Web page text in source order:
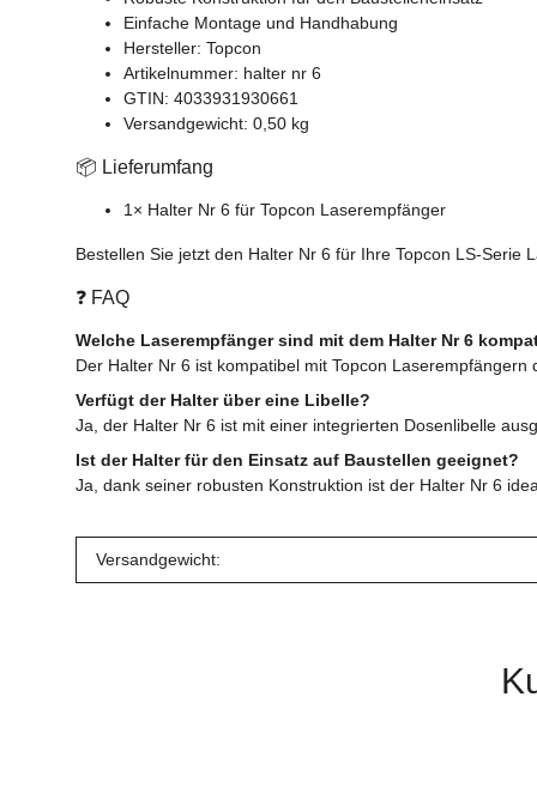
Einfache Montage und Handhabung
Hersteller: Topcon
Artikelnummer: halter nr 6
GTIN: 4033931930661
Versandgewicht: 0,50 kg
📦 Lieferumfang
1× Halter Nr 6 für Topcon Laserempfänger
Bestellen Sie jetzt den Halter Nr 6 für Ihre Topcon LS-
❓ FAQ
Welche Laserempfänger sind mit dem Halter Nr 6
Der Halter Nr 6 ist kompatibel mit Topcon
Verfügt der Halter über eine Libelle?
Ja, der Halter Nr 6 ist mit einer integrierten Dosenlibelle
Ist der Halter für den Einsatz auf Baustellen geeignet?
Ja, dank seiner robusten Konstruktion ist der Halter Nr 6
Versandgewicht: